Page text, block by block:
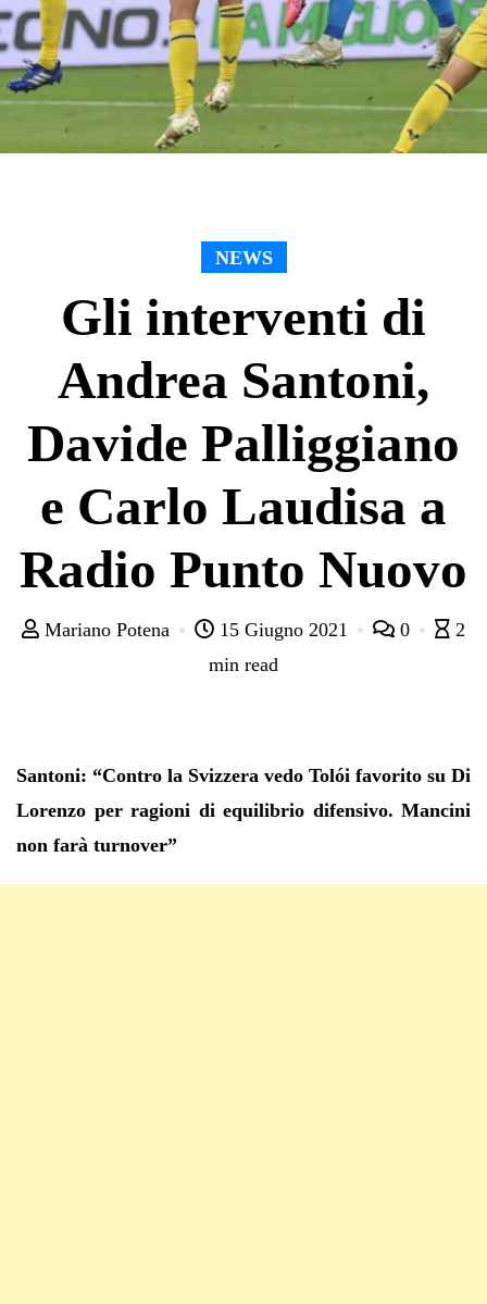
NEWS
Gli interventi di
Andrea Santoni,
Davide Palliggiano
e Carlo Laudisa a
Radio Punto Nuovo
Mariano Potena 15 Giugno 2021 0
2
min read
Santoni: “Contro la Svizzera vedo Tolói favorito su Di
Lorenzo per ragioni di equilibrio difensivo. Mancini
non farà turnover”